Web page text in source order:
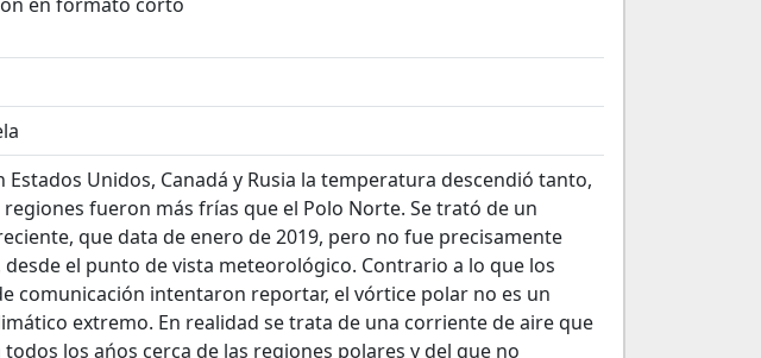
Estados Unidos, Canadá y Rusia la temperatura descendió tanto,
regiones fueron más frías que el Polo Norte. Se trató de un
que data de enero de 2019, pero no fue precisamente
el punto de vista meteorológico. Contrario a lo que los
comunicación intentaron reportar, el vórtice polar no es un
extremo. En realidad se trata de una corriente de aire que
los ańos cerca de las regiones polares y del que no